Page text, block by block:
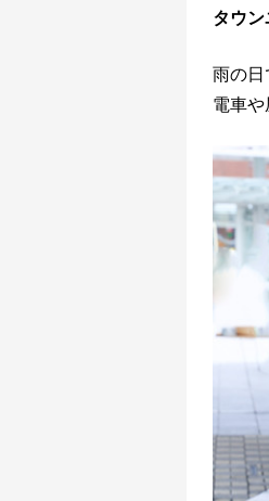
タウ
雨の日
電車や